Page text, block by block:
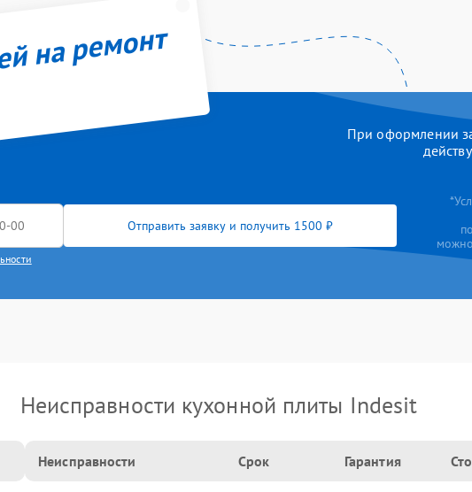
на ремонт
При оформлении
Отправить заявку и получить 1500 ₽
Неисправности кухонной плиты Indesit
Неисправности Срок Гарантия